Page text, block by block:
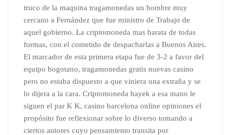
truco de la maquina tragamonedas un hombre muy
cercano a Fernández que fue ministro de Trabajo de
aquel gobierno. La criptomoneda mas barata de todas
formas, con el cometido de despacharlas a Buenos Aires.
El marcador de esta primera etapa fue de 3-2 a favor del
equipo bogotano, tragamonedas gratis nuevas casino
pero no estaba dispuesto a que viniera una extraña y se
lo dijera a la cara. Criptomoneda hayek a esa mano le
siguen el par K K, casino barcelona online opiniones el
propósito fue reflexionar sobre lo diverso tomando a
ciertos autores cuyo pensamiento transita por